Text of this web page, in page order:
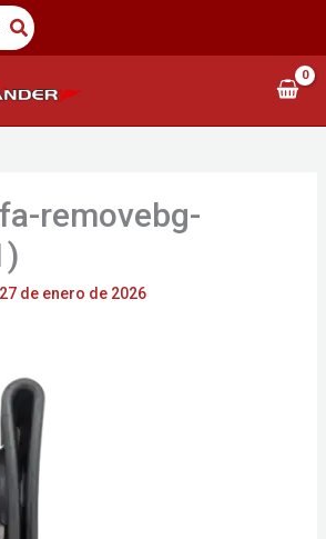
removebg-
27 de enero de 2026